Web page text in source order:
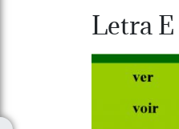
Letra E